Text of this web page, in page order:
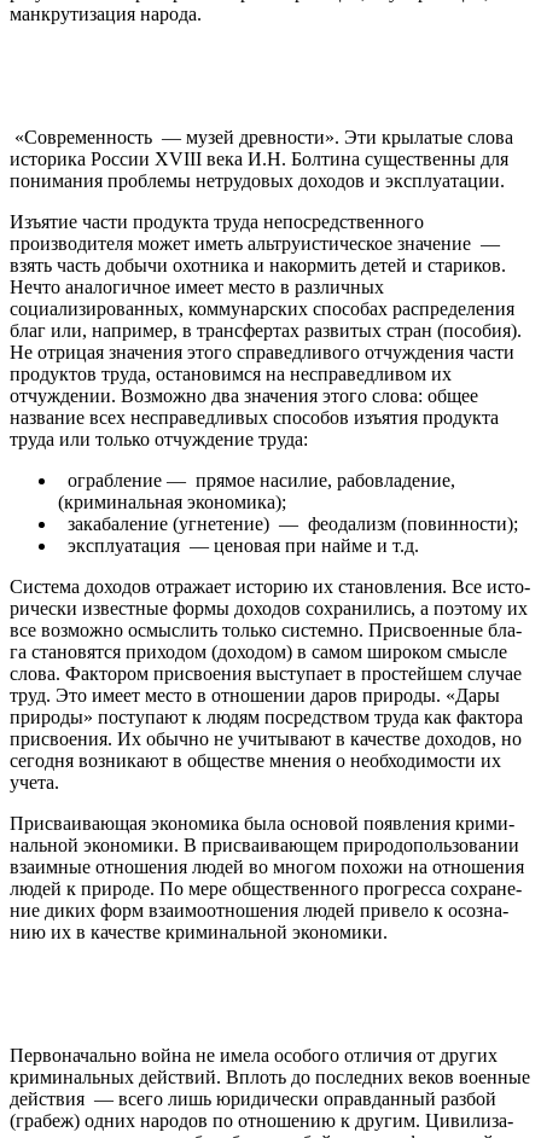
манкрутизация народа.
«Современность — музей древности». Эти крылатые слова
историка России ХVIII века И.Н. Болтина существенны для
понимания проблемы нетрудовых доходов и эксплуатации.
Изъ­ятие час­ти про­дук­та тру­да непосредственного
производителя может иметь альтруистическое значение —
взять часть добычи охотника и накормить детей и стариков.
Нечто аналогичное имеет место в различных
социализированных, коммунарских способах распределения
благ или, например, в трансфертах развитых стран (пособия).
Не отрицая значения этого справедливого отчуждения части
продуктов труда, остановимся на несправедливом их
отчуждении. Возможно два значения этого слова: общее
название всех несправедливых способов изъятия продукта
труда или только отчуждение труда:
ограб­ле­ние — пря­мое на­си­лие, ра­бо­вла­де­ние,
(криминальная экономика);
за­ка­ба­ле­ние (угнетение) — фе­ода­лизм (по­вин­но­сти);
экс­плу­атация — це­но­вая при най­ме и т.д.
Сис­те­ма до­хо­дов от­ра­жа­ет ис­то­рию их ста­но­вле­ния. Все ис­то­
ри­че­ски из­ве­ст­ные фор­мы до­хо­дов со­хра­ни­лись, а по­это­му их
все возможно осмыс­лить то­ль­ко сис­темно. При­сво­ен­ные бла­
га ста­но­вят­ся при­хо­дом (до­хо­до­м) в са­мом ши­ро­ком смыс­ле
сло­ва. Фактором при­свое­ния вы­сту­па­ет в про­стей­шем слу­чае
труд. Это име­ет мес­то в от­но­ше­нии да­ров при­роды. «Да­ры
при­ро­ды» по­сту­па­ют к лю­дям по­средс­твом тру­да как фак­то­ра
при­свое­ния. Их обыч­но не учи­ты­ва­ют в ка­че­стве до­хо­дов, но
сегодня возникают в обществе мнения о необходимости их
учета.
При­сва­ива­ющая эко­но­ми­ка бы­ла осно­вой по­яв­ле­ния кри­ми­
на­ль­ной эко­но­ми­ки. В при­сва­ива­ющем при­ро­до­по­ль­зо­ва­нии
вза­им­ные от­но­ше­ния лю­дей во мно­гом по­хо­жи на от­но­ше­ния
лю­дей к при­ро­де. По ме­ре об­щес­твен­но­го про­грес­са со­хра­не­
ние ди­ких форм вза­имо­от­но­ше­ния лю­дей при­ве­ло к осо­зна­
нию их в ка­че­стве кри­ми­на­ль­ной эко­но­ми­ки.
Пер­во­на­ча­ль­но вой­на не име­ла осо­бо­го от­ли­чия от дру­гих
кри­ми­на­ль­ных дейс­твий. Вплоть до по­след­них ве­ков во­ен­ные
дейс­твия — все­го лишь юри­ди­че­ски оправ­дан­ный раз­бой
(грабеж) од­них на­ро­дов по от­но­ше­нию к дру­гим. Ци­ви­ли­за­